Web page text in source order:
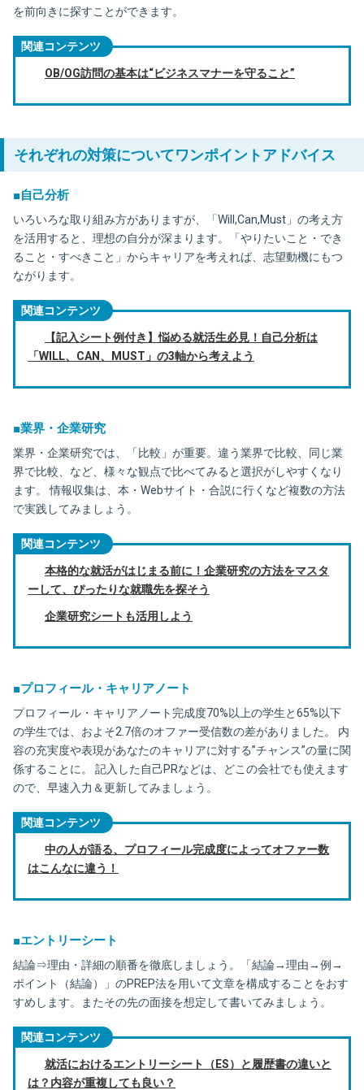
を前向きに探すことができます。
関連コンテンツ
OB/OG訪問の基本は“ビジネスマナーを守ること”
それぞれの対策についてワンポイントアドバイス
■自己分析
いろいろな取り組み方がありますが、「Will,Can,Must」の考え方
を活用すると、理想の自分が深まります。「やりたいこと・でき
ること・すべきこと」からキャリアを考えれば、志望動機にもつ
ながります。
関連コンテンツ
【記入シート例付き】悩める就活生必見！自己分析は
「WILL、CAN、MUST」の3軸から考えよう
■業界・企業研究
業界・企業研究では、「比較」が重要。違う業界で比較、同じ業
界で比較、など、様々な観点で比べてみると選択がしやすくなり
ます。 情報収集は、本・Webサイト・合説に行くなど複数の方法
で実践してみましょう。
関連コンテンツ
本格的な就活がはじまる前に！企業研究の方法をマスタ
ーして、ぴったりな就職先を探そう
企業研究シートも活用しよう
■プロフィール・キャリアノート
プロフィール・キャリアノート完成度70%以上の学生と65%以下
の学生では、およそ2.7倍のオファー受信数の差がありました。 内
容の充実度や表現があなたのキャリアに対する”チャンス”の量に関
係することに。 記入した自己PRなどは、どこの会社でも使えます
ので、早速入力＆更新してみましょう。
関連コンテンツ
中の人が語る、プロフィール完成度によってオファー数
はこんなに違う！
■エントリーシート
結論⇒理由・詳細の順番を徹底しましょう。「結論→理由→例→
ポイント（結論）」のPREP法を用いて文章を構成することをおす
すめします。またその先の面接を想定して書いてみましょう。
関連コンテンツ
就活におけるエントリーシート（ES）と履歴書の違いと
は？内容が重複しても良い？